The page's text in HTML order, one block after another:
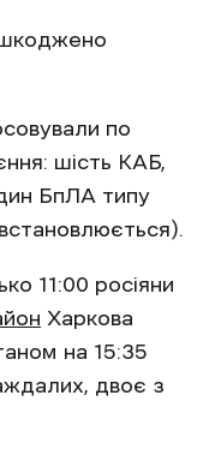
по
шість КАБ,
БпЛА типу
11:00 росіяни
Харкова
на 15:35
двоє з